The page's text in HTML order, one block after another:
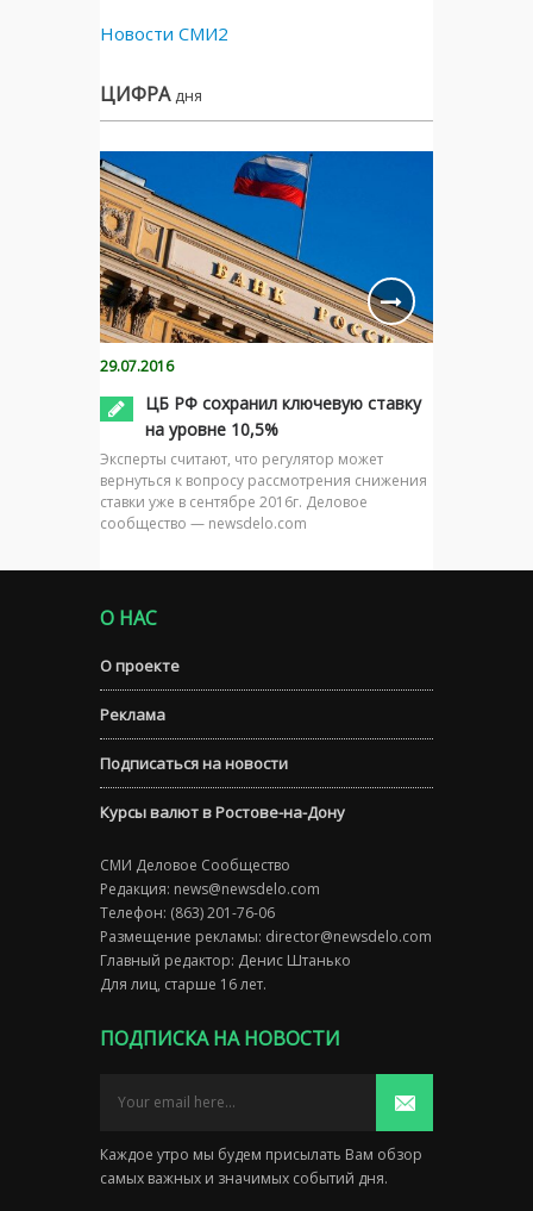
Новости СМИ2
ЦИФРА дня
29.07.2016
ЦБ РФ сохранил ключевую ставку
на уровне 10,5%
Эксперты считают, что регулятор может
вернуться к вопросу рассмотрения снижения
ставки уже в сентябре 2016г. Деловое
сообщество — newsdelo.com
О НАС
О проекте
Реклама
Подписаться на новости
Курсы валют в Ростове-на-Дону
СМИ Деловое Сообщество
Редакция: news@newsdelo.com
Телефон: (863) 201-76-06
Размещение рекламы: director@newsdelo.com
Главный редактор: Денис Штанько
Для лиц, старше 16 лет.
ПОДПИСКА НА НОВОСТИ
Каждое утро мы будем присылать Вам обзор
самых важных и значимых событий дня.